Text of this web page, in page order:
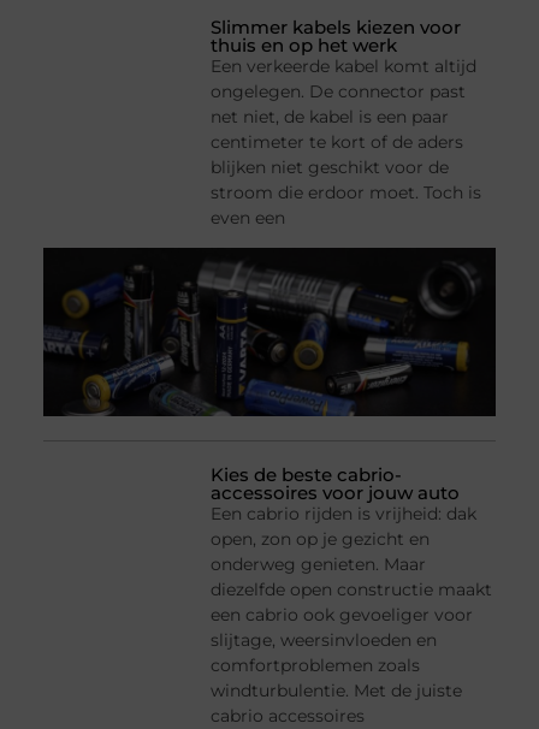
Slimmer kabels kiezen voor
thuis en op het werk
Een verkeerde kabel komt altijd
ongelegen. De connector past
net niet, de kabel is een paar
centimeter te kort of de aders
blijken niet geschikt voor de
stroom die erdoor moet. Toch is
even een
Kies de beste cabrio-
accessoires voor jouw auto
Een cabrio rijden is vrijheid: dak
open, zon op je gezicht en
onderweg genieten. Maar
diezelfde open constructie maakt
een cabrio ook gevoeliger voor
slijtage, weersinvloeden en
comfortproblemen zoals
windturbulentie. Met de juiste
cabrio accessoires